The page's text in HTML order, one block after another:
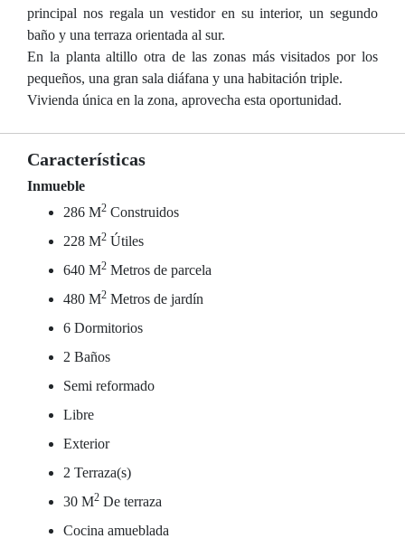
principal nos regala un vestidor en su interior, un segundo
baño y una terraza orientada al sur.
En la planta altillo otra de las zonas más visitados por los
pequeños, una gran sala diáfana y una habitación triple.
Vivienda única en la zona, aprovecha esta oportunidad.
Características
Inmueble
286 M2 Construidos
228 M2 Útiles
640 M2 Metros de parcela
480 M2 Metros de jardín
6 Dormitorios
2 Baños
Semi reformado
Libre
Exterior
2 Terraza(s)
30 M2 De terraza
Cocina amueblada